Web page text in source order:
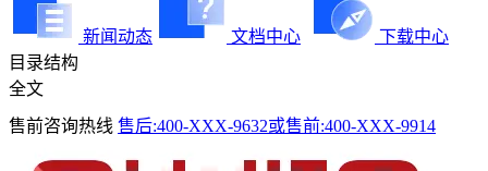
新闻动态 文档中心
下载中心
目录结构
全文
售前咨询热线 售后:400-XXX-9632或售前:400-XXX-9914